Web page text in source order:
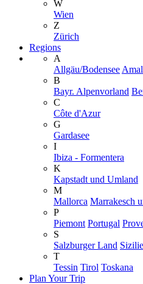
W
Wien
Z
Zürich
Regions
A
Allgäu/Bodensee
B
Bayr. Alpenvorland
C
Côte d'Azur
G
Gardasee
I
Ibiza - Formentera
K
Kapstadt und Umland
M
Mallorca Marrakesch
P
Piemont Portugal
S
Salzburger Land
T
Tessin Tirol Toskana
Plan Your Trip